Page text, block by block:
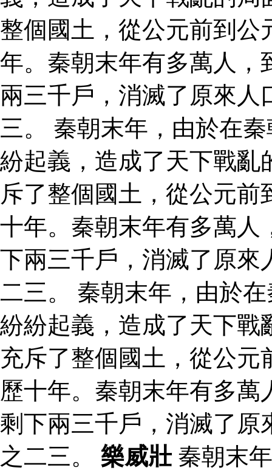
整個國土，從公元前到公
年。秦朝末年有多萬人，
兩三千戶，消滅了原來
三。 秦朝末年，由於在
紛起義，造成了天下戰亂
斥了整個國土，從公元
十年。秦朝末年有多萬人
下兩三千戶，消滅了原來
二三。 秦朝末年，由於
紛紛起義，造成了天下戰
充斥了整個國土，從公
歷十年。秦朝末年有多
剩下兩三千戶，消滅了原
之二三。 樂威壯秦朝末